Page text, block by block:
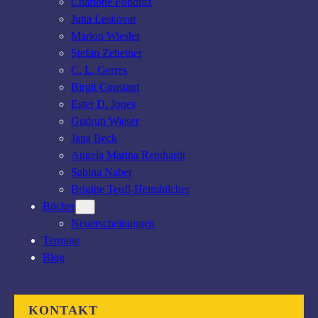
Jutta Leskovar
Marion Wiesler
Stefan Zehetner
C. L. Gerres
Birgit Constant
Ester D. Jones
Gudrun Wieser
Jana Beck
Angela Marina Reinhardt
Sabina Naber
Brigitte Teufl-Heimhilcher
Bücher
Neuerscheinungen
Termine
Blog
KONTAKT